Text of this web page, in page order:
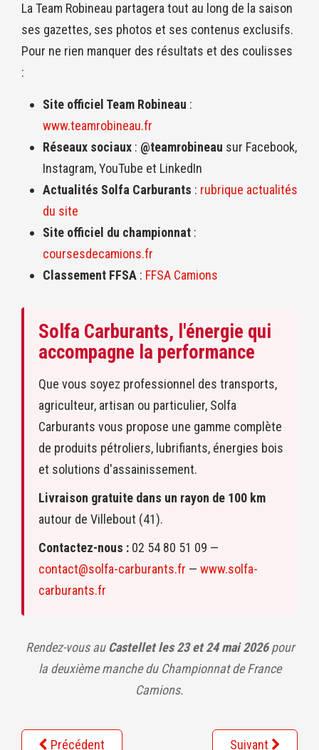
La Team Robineau partagera tout au long de la saison
ses gazettes, ses photos et ses contenus exclusifs.
Pour ne rien manquer des résultats et des coulisses
:
Site officiel Team Robineau :
www.teamrobineau.fr
Réseaux sociaux : @teamrobineau sur Facebook,
Instagram, YouTube et LinkedIn
Actualités Solfa Carburants : rubrique actualités
du site
Site officiel du championnat :
coursesdecamions.fr
Classement FFSA : FFSA Camions
Solfa Carburants, l'énergie qui
accompagne la performance
Que vous soyez professionnel des transports,
agriculteur, artisan ou particulier, Solfa
Carburants vous propose une gamme complète
de produits pétroliers, lubrifiants, énergies bois
et solutions d'assainissement.
Livraison gratuite dans un rayon de 100 km
autour de Villebout (41).
Contactez-nous : 02 54 80 51 09 —
contact@solfa-carburants.fr — www.solfa-
carburants.fr
Rendez-vous au Castellet les 23 et 24 mai 2026pour
la deuxième manche du Championnat de France
Camions.
Précédent Suivant